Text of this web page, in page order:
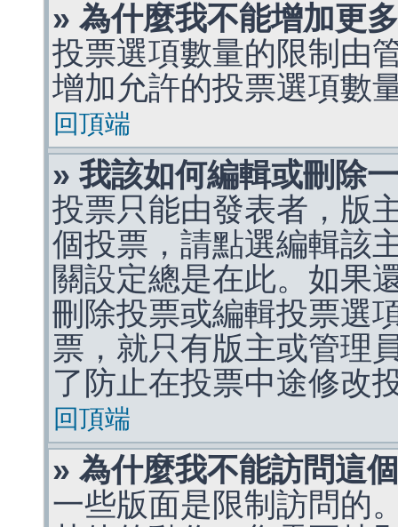
» 為什麼我不能增加更
投票選項數量的限制由
增加允許的投票選項數
回頂端
» 我該如何編輯或刪除
投票只能由發表者，版
個投票，請點選編輯該
關設定總是在此。如果
刪除投票或編輯投票選
票，就只有版主或管理
了防止在投票中途修改
回頂端
» 為什麼我不能訪問這
一些版面是限制訪問的